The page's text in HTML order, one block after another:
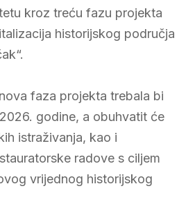
kroz treću fazu projekta
historijskog područja
faza projekta trebala bi
godine, a obuhvatit će
istraživanja, kao i
radove s ciljem
vrijednog historijskog